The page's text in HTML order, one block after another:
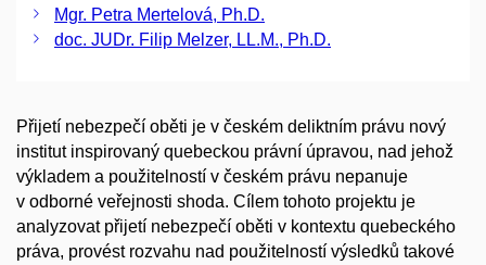
Mgr. Petra Mertelová, Ph.D.
doc. JUDr. Filip Melzer, LL.M., Ph.D.
Přijetí nebezpečí oběti je v českém deliktním právu nový
institut inspirovaný quebeckou právní úpravou, nad jehož
výkladem a použitelností v českém právu nepanuje
v odborné veřejnosti shoda. Cílem tohoto projektu je
analyzovat přijetí nebezpečí oběti v kontextu quebeckého
práva, provést rozvahu nad použitelností výsledků takové